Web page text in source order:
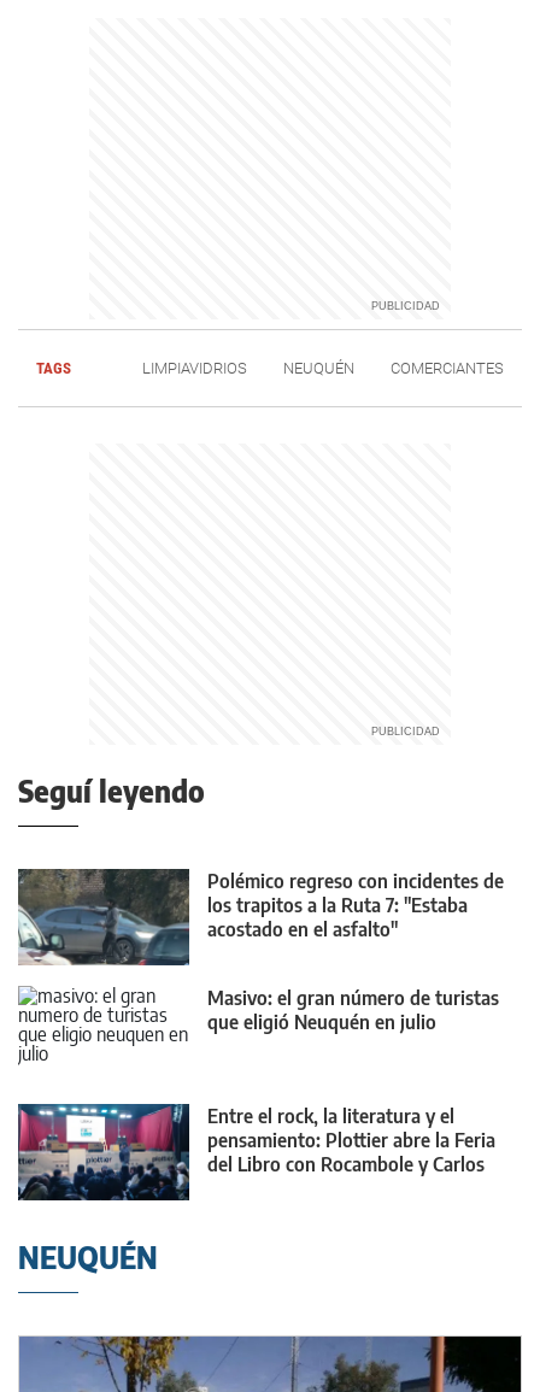
TAGS LIMPIAVIDRIOS NEUQUÉN COMERCIANTES
Seguí leyendo
Polémico regreso con incidentes de
los trapitos a la Ruta 7: "Estaba
acostado en el asfalto"
Masivo: el gran número de turistas
que eligió Neuquén en julio
Entre el rock, la literatura y el
pensamiento: Plottier abre la Feria
del Libro con Rocambole y Carlos
NEUQUÉN